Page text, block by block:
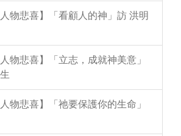
物悲喜】「看顧人的神」訪 洪明
物悲喜】「立志，成就神美意」
物悲喜】「祂要保護你的生命」